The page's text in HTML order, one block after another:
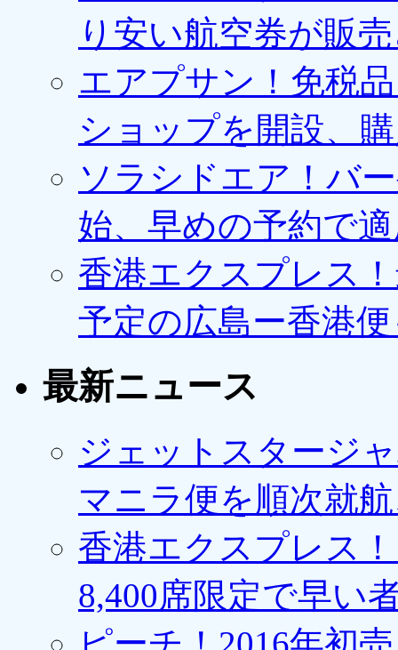
り安い航空券が販
エアプサン！免税
ショップを開設、
ソラシドエア！バ
始、早めの予約で
香港エクスプレス
予定の広島ー香港
最新ニュース
ジェットスタージ
マニラ便を順次就
香港エクスプレス
8,400席限定で早い